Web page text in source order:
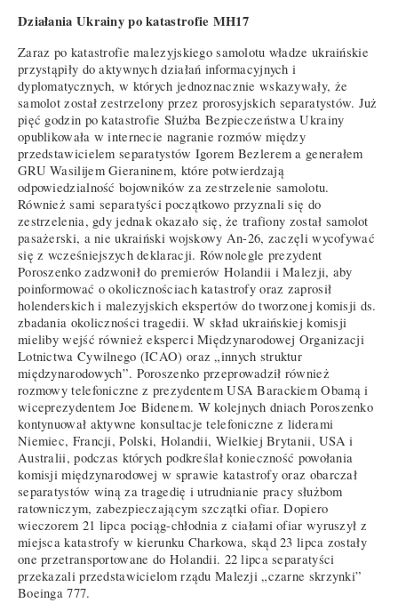
Działania Ukrainy po katastrofie MH17
Zaraz po katastrofie malezyjskiego samolotu władze ukraińskie
przystąpiły do aktywnych działań informacyjnych i
dyplomatycznych, w których jednoznacznie wskazywały, że
samolot został zestrzelony przez prorosyjskich separatystów. Już
pięć godzin po katastrofie Służba Bezpieczeństwa Ukrainy
opublikowała w internecie nagranie rozmów między
przedstawicielem separatystów Igorem Bezlerem a generałem
GRU Wasilijem Gieraninem, które potwierdzają
odpowiedzialność bojowników za zestrzelenie samolotu.
Również sami separatyści początkowo przyznali się do
zestrzelenia, gdy jednak okazało się, że trafiony został samolot
pasażerski, a nie ukraiński wojskowy An-26, zaczęli wycofywać
się z wcześniejszych deklaracji. Równolegle prezydent
Poroszenko zadzwonił do premierów Holandii i Malezji, aby
poinformować o okolicznościach katastrofy oraz zaprosił
holenderskich i malezyjskich ekspertów do tworzonej komisji ds.
zbadania okoliczności tragedii. W skład ukraińskiej komisji
mieliby wejść również eksperci Międzynarodowej Organizacji
Lotnictwa Cywilnego (ICAO) oraz „innych struktur
międzynarodowych”. Poroszenko przeprowadził również
rozmowy telefoniczne z prezydentem USA Barackiem Obamą i
wiceprezydentem Joe Bidenem. W kolejnych dniach Poroszenko
kontynuował aktywne konsultacje telefoniczne z liderami
Niemiec, Francji, Polski, Holandii, Wielkiej Brytanii, USA i
Australii, podczas których podkreślał konieczność powołania
komisji międzynarodowej w sprawie katastrofy oraz obarczał
separatystów winą za tragedię i utrudnianie pracy służbom
ratowniczym, zabezpieczającym szczątki ofiar. Dopiero
wieczorem 21 lipca pociąg-chłodnia z ciałami ofiar wyruszył z
miejsca katastrofy w kierunku Charkowa, skąd 23 lipca zostały
one przetransportowane do Holandii. 22 lipca separatyści
przekazali przedstawicielom rządu Malezji „czarne skrzynki”
Boeinga 777.